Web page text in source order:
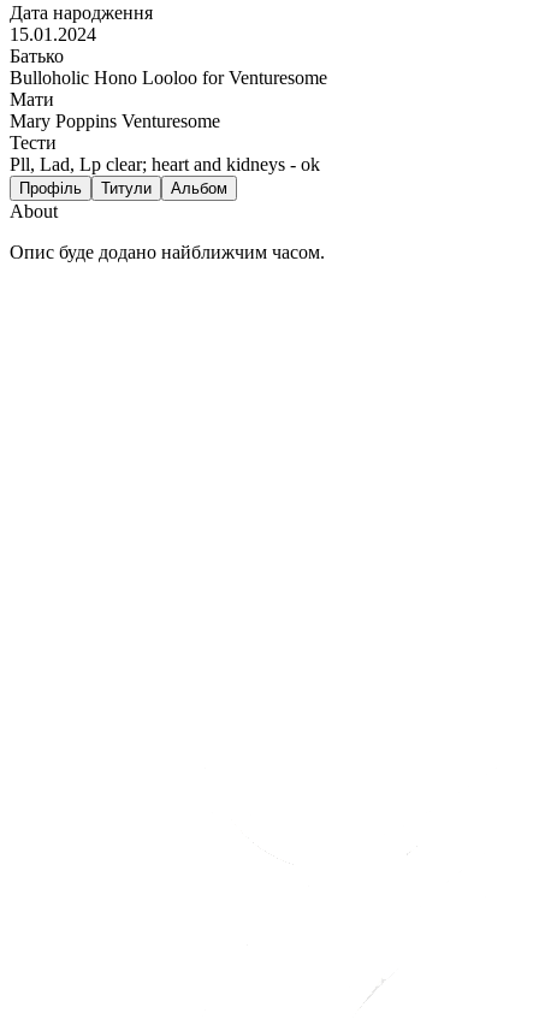
Дата народження
15.01.2024
Батько
Bulloholic Hono Looloo for Venturesome
Мати
Mary Poppins Venturesome
Тести
Pll, Lad, Lp clear; heart and kidneys - ok
Профіль Титули Альбом
About
Опис буде додано найближчим часом.